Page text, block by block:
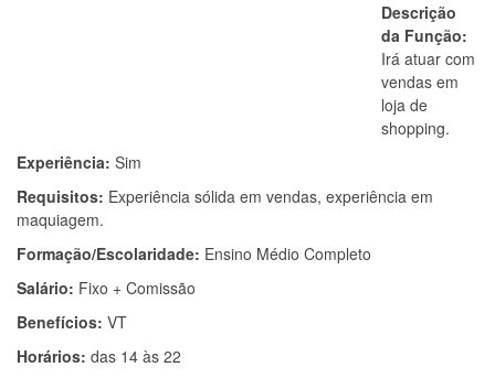
Descrição
da Função:
Irá atuar com
vendas em
loja de
shopping.
Experiência: Sim
Requisitos: Experiência sólida em vendas, experiência em
maquiagem.
Formação/Escolaridade: Ensino Médio Completo
Salário: Fixo + Comissão
Benefícios: VT
Horários: das 14 às 22